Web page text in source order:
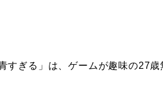
すぎる」は、ゲームが趣味の27歳